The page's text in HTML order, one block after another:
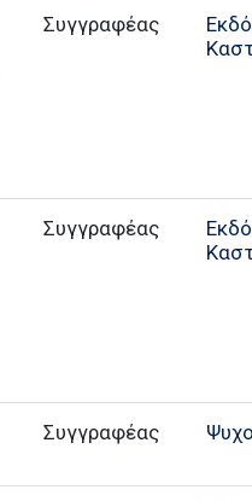
Συγγραφέας
Συγγραφέας
Συγγραφέας